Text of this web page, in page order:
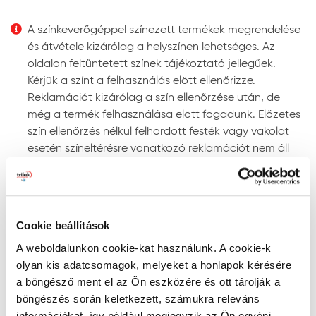
Cookie beállítások
A weboldalunkon cookie-kat használunk. A cookie-k
olyan kis adatcsomagok, melyeket a honlapok kérésére
a böngésző ment el az Ön eszközére és ott tárolják a
böngészés során keletkezett, számukra releváns
paramétereket az adott géptípushoz kell beállítani.
Színezhetőség:színkeverőgépen több ezer UV-álló
színben színezhető.
Megjegyzés: a javasolt rétegfelépítések minden esetben
a legjobb tudásunk szerinti ajánlások, és nem mentesítik
a felhasználót az adott festendő felület vizsgálatától.
Gépi színkeverés: a színkeverőgép a kiválasztott
alkalmazzon „nem fényálló” jelzéssel ellátott színt
kifakulhatnak.
A gépi színkeverés pontosságának megítélésére
megfelelő színmérő berendezés alkalmas, mivel a
szemünkkel látott színt sok tényező (a referencia
A színkeverőgéppel színezett termékek megrendelése
és átvétele kizárólag a helyszínen lehetséges. Az
oldalon feltűntetett színek tájékoztató jellegűek.
Kérjük a színt a felhasználás elött ellenőrizze.
Reklamációt kizárólag a szín ellenőrzése után, de
még a termék felhasználása elött fogadunk. Előzetes
szín ellenőrzés nélkül felhordott festék vagy vakolat
esetén színeltérésre vonatkozó reklamációt nem áll
Szín keresése kód szerint
RAL, NCS, és PPG Voice of Color színskálákban történő
alábbiak szerint:
- RAL kód: a RAL szó után szóközzel írjon be 4
számkaraktert (pl. RAL 7001)
- NCS kód: az S betű után szóközzel írjon be 4